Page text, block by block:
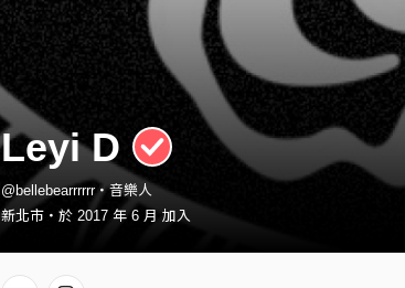
Leyi D
@bellebearrrrrr・音樂人
新北市・於 2017 年 6 月 加入